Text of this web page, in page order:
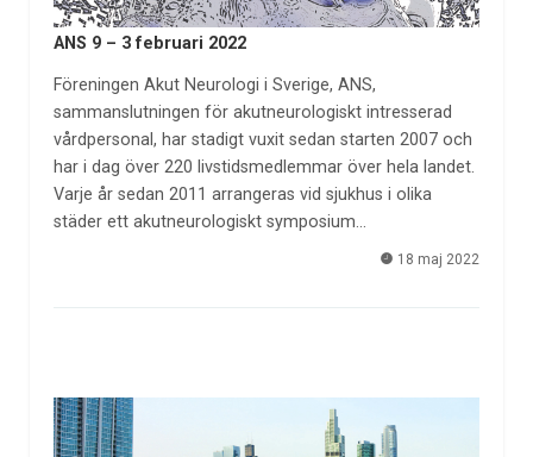
ANS 9 – 3 februari 2022
Föreningen Akut Neurologi i Sverige, ANS,
sammanslutningen för akutneurologiskt intresserad
vårdpersonal, har stadigt vuxit sedan starten 2007 och
har i dag över 220 livstidsmedlemmar över hela landet.
Varje år sedan 2011 arrangeras vid sjukhus i olika
städer ett akutneurologiskt symposium…
18 maj 2022